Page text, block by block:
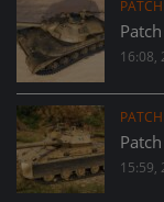
16:08,
15:59,